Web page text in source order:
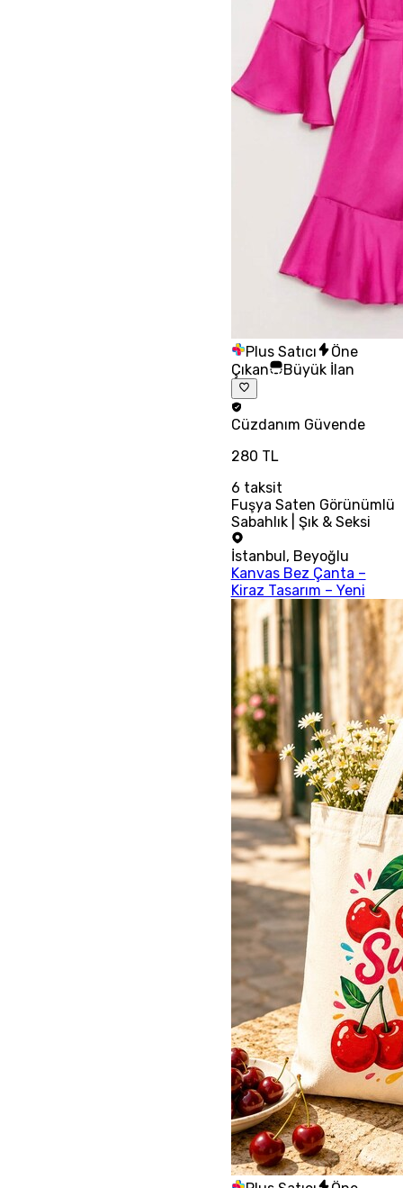
Plus Satıcı
Öne
Çıkan
Büyük İlan
Cüzdanım Güvende
280 TL
6 taksit
Fuşya Saten Görünümlü
Sabahlık | Şık & Seksi
İstanbul, Beyoğlu
Kanvas Bez Çanta –
Kiraz Tasarım – Yeni